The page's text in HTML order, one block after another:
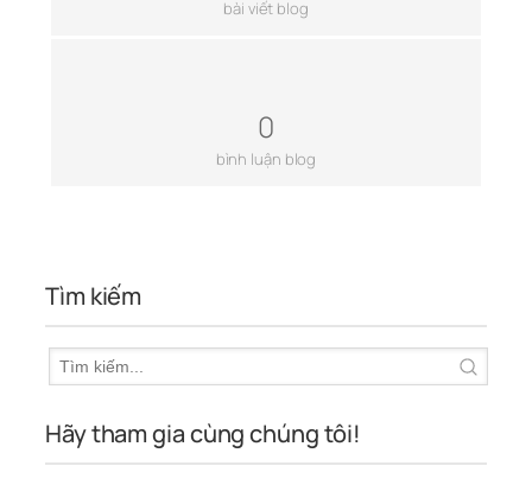
bài viết blog
0
bình luận blog
Tìm kiếm
Hãy tham gia cùng chúng tôi!